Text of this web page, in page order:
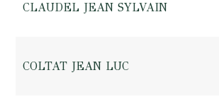
CLAUDEL JEAN SYLVAIN
COLTAT JEAN LUC